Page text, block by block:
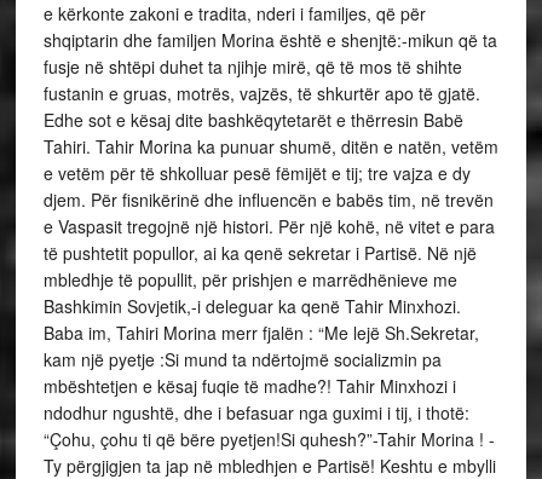
e kërkonte zakoni e tradita, nderi i familjes, që për
shqiptarin dhe familjen Morina është e shenjtë:-mikun që ta
fusje në shtëpi duhet ta njihje mirë, që të mos të shihte
fustanin e gruas, motrës, vajzës, të shkurtër apo të gjatë.
Edhe sot e kësaj dite bashkëqytetarët e thërresin Babë
Tahiri. Tahir Morina ka punuar shumë, ditën e natën, vetëm
e vetëm për të shkolluar pesë fëmijët e tij; tre vajza e dy
djem. Për fisnikërinë dhe influencën e babës tim, në trevën
e Vaspasit tregojnë një histori. Për një kohë, në vitet e para
të pushtetit popullor, ai ka qenë sekretar i Partisë. Në një
mbledhje të popullit, për prishjen e marrëdhënieve me
Bashkimin Sovjetik,-i deleguar ka qenë Tahir Minxhozi.
Baba im, Tahiri Morina merr fjalën : “Me lejë Sh.Sekretar,
kam një pyetje :Si mund ta ndërtojmë socializmin pa
mbështetjen e kësaj fuqie të madhe?! Tahir Minxhozi i
ndodhur ngushtë, dhe i befasuar nga guximi i tij, i thotë:
“Çohu, çohu ti që bëre pyetjen!Si quhesh?”-Tahir Morina ! -
Ty përgjigjen ta jap në mbledhjen e Partisë! Keshtu e mbylli